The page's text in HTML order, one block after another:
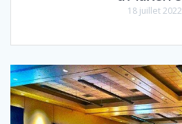
18 juillet 2022